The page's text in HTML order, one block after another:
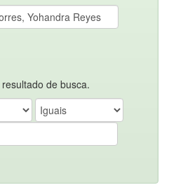
de busca.